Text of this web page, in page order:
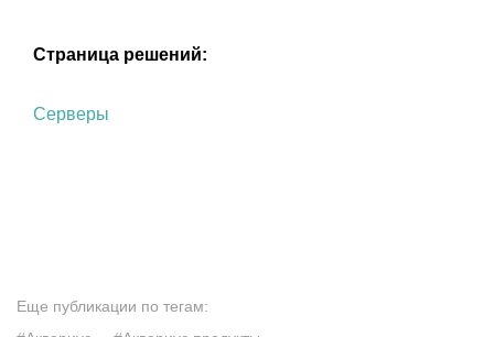
Страница решений:
Серверы
Еще публикации по тегам: